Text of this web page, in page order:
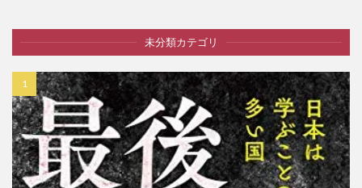
未分類カテゴリ